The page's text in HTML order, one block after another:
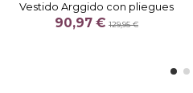
Vestido Arggido con pliegues
90,97 € 129,95 €